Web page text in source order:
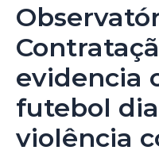
evidencia
futebol
violência